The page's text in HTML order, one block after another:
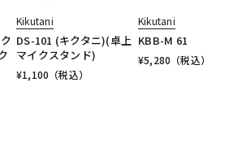
Kikutani
DS-101 (キクタニ)(卓上
マイクスタンド)
¥1,100 （税込）
Kikutani
KBB-M 61
¥5,280 （税込）